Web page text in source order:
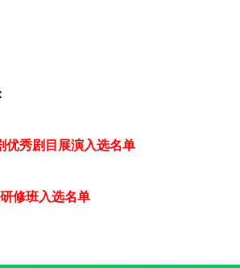
优秀剧目展演入选名单
修班入选名单